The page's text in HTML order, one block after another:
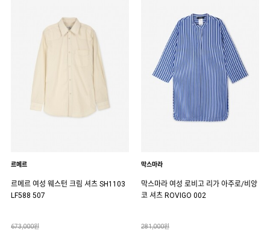
르메르
르메르 여성 웨스턴 크림 셔츠 SH1103
LF588 507
673,000원
막스마라
막스마라 여성 로비고 리가 아주로/비앙
코 셔츠 ROVIGO 002
281,000원